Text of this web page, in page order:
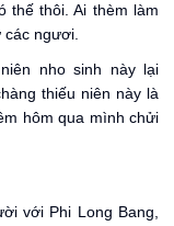
thế thôi. Ai thèm làm
ngươi.
nho sinh này lại
thiếu niên này là
hôm qua mình chửi
với Phi Long Bang,